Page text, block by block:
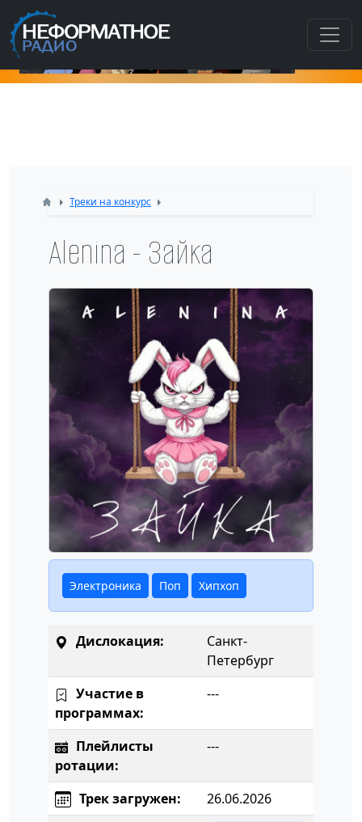
Как попасть в этот раздел???
Треки на конкурс
Alenina - Зайка
Электроника Поп Хипхоп
Дислокация:
Санкт-
Петербург
Участие в
программах:
---
Плейлисты
ротации:
---
Трек загружен:
26.06.2026